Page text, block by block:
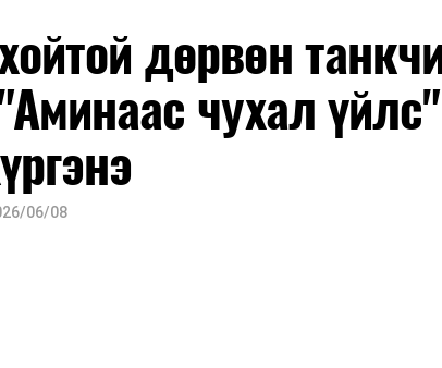
дөрвөн
чухал
06/08